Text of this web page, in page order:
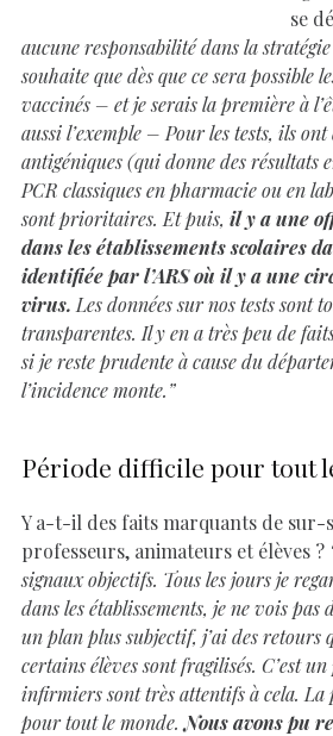
se
aucune responsabilité dans la
souhaite que dès que ce sera possible
vaccinés – et je serais la première à
aussi l’exemple – Pour les tests, ils ont
antigéniques (qui donne des résultats
PCR classiques en pharmacie ou en
sont prioritaires. Et puis, il y a une
dans les établissements scolaires
identifiée par l’ARS où il y a une
virus. Les données sur nos tests sont
transparentes. Il y en a très peu de
si je reste prudente à cause du
l’incidence monte.”
Période difficile pour tout
Y a-t-il des faits marquants de sur-
professeurs, animateurs et élèves ?
signaux objectifs. Tous les jours je
dans les établissements, je ne vois pas
un plan plus subjectif, j’ai des retours
certains élèves sont fragilisés. C’est
infirmiers sont très attentifs à cela.
pour tout le monde.Nous avons pu